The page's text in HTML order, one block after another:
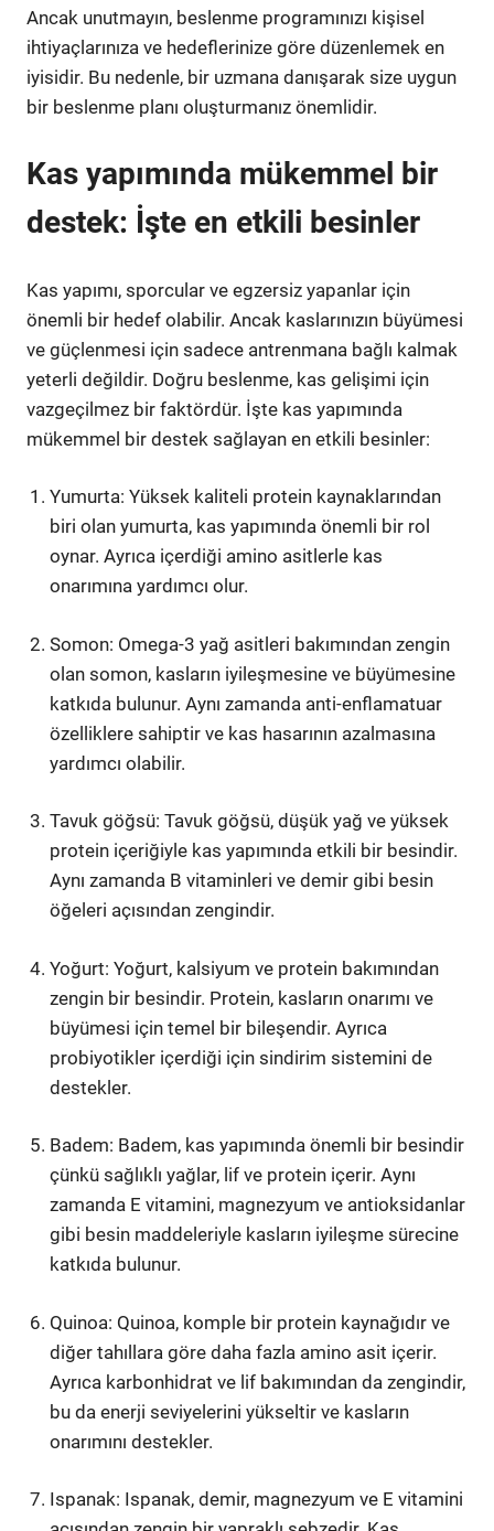
Ancak unutmayın, beslenme programınızı kişisel
ihtiyaçlarınıza ve hedeflerinize göre düzenlemek en
iyisidir. Bu nedenle, bir uzmana danışarak size uygun
bir beslenme planı oluşturmanız önemlidir.
Kas yapımında mükemmel bir
destek: İşte en etkili besinler
Kas yapımı, sporcular ve egzersiz yapanlar için
önemli bir hedef olabilir. Ancak kaslarınızın büyümesi
ve güçlenmesi için sadece antrenmana bağlı kalmak
yeterli değildir. Doğru beslenme, kas gelişimi için
vazgeçilmez bir faktördür. İşte kas yapımında
mükemmel bir destek sağlayan en etkili besinler:
Yumurta: Yüksek kaliteli protein kaynaklarından
biri olan yumurta, kas yapımında önemli bir rol
oynar. Ayrıca içerdiği amino asitlerle kas
onarımına yardımcı olur.
Somon: Omega-3 yağ asitleri bakımından zengin
olan somon, kasların iyileşmesine ve büyümesine
katkıda bulunur. Aynı zamanda anti-enflamatuar
özelliklere sahiptir ve kas hasarının azalmasına
yardımcı olabilir.
Tavuk göğsü: Tavuk göğsü, düşük yağ ve yüksek
protein içeriğiyle kas yapımında etkili bir besindir.
Aynı zamanda B vitaminleri ve demir gibi besin
öğeleri açısından zengindir.
Yoğurt: Yoğurt, kalsiyum ve protein bakımından
zengin bir besindir. Protein, kasların onarımı ve
büyümesi için temel bir bileşendir. Ayrıca
probiyotikler içerdiği için sindirim sistemini de
destekler.
Badem: Badem, kas yapımında önemli bir besindir
çünkü sağlıklı yağlar, lif ve protein içerir. Aynı
zamanda E vitamini, magnezyum ve antioksidanlar
gibi besin maddeleriyle kasların iyileşme sürecine
katkıda bulunur.
Quinoa: Quinoa, komple bir protein kaynağıdır ve
diğer tahıllara göre daha fazla amino asit içerir.
Ayrıca karbonhidrat ve lif bakımından da zengindir,
bu da enerji seviyelerini yükseltir ve kasların
onarımını destekler.
Ispanak: Ispanak, demir, magnezyum ve E vitamini